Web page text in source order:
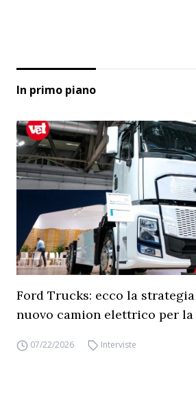
In primo piano
Ford Trucks: ecco la strategia
nuovo camion elettrico per
07/22/2026 Interviste